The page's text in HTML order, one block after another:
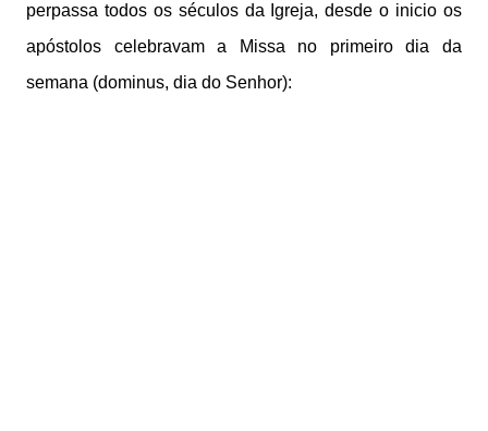
perpassa todos os séculos da Igreja, desde o inicio os
apóstolos celebravam a Missa no primeiro dia da
semana (dominus, dia do Senhor):